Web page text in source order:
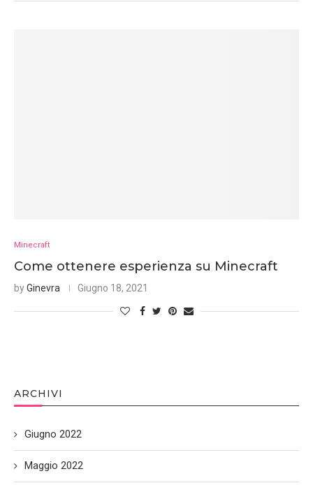
Minecraft
Come ottenere esperienza su Minecraft
byGinevra Giugno 18, 2021
ARCHIVI
Giugno 2022
Maggio 2022